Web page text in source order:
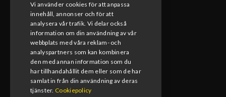
Måndag-Fredag
08:00-17:00
Lunchstängt
12:00-13:00
Vi använder cookies för att anpassa
innehåll, annonser och för att
analysera vår trafik. Vi delar också
information om din användning av vår
webbplats med våra reklam- och
analyspartners som kan kombinera
den med annan information som du
har tillhandahållit dem eller som de har
samlat in från din användning av deras
tjänster. Cookiepolicy